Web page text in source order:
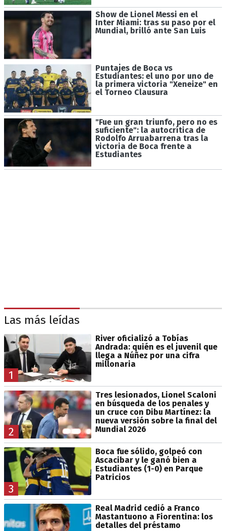
Show de Lionel Messi en el
Inter Miami: tras su paso por el
Mundial, brilló ante San Luis
Puntajes de Boca vs
Estudiantes: el uno por uno de
la primera victoria "Xeneize" en
el Torneo Clausura
"Fue un gran triunfo, pero no es
suficiente": la autocrítica de
Rodolfo Arruabarrena tras la
victoria de Boca frente a
Estudiantes
Las más leídas
1
River oficializó a Tobías
Andrada: quién es el juvenil que
llega a Núñez por una cifra
millonaria
2
Tres lesionados, Lionel Scaloni
en búsqueda de los penales y
un cruce con Dibu Martínez: la
nueva versión sobre la final del
Mundial 2026
3
Boca fue sólido, golpeó con
Ascacibar y le ganó bien a
Estudiantes (1-0) en Parque
Patricios
Real Madrid cedió a Franco
Mastantuono a Fiorentina: los
detalles del préstamo